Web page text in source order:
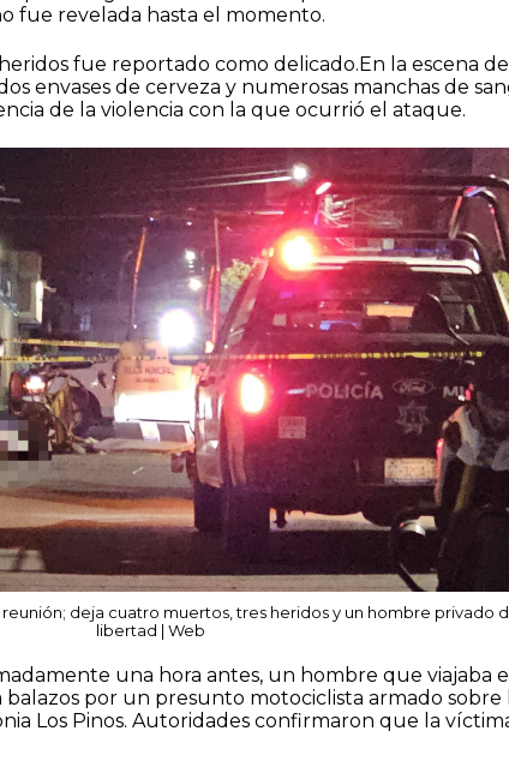
fue revelada hasta el momento.
fue reportado como delicado.En la escena
envases de cerveza y numerosas manchas de
de la violencia con la que ocurrió el ataque.
deja cuatro muertos, tres heridos y un hombre privado
libertad | Web
una hora antes, un hombre que viajaba
balazos por un presunto motociclista armado sobre
Los Pinos. Autoridades confirmaron que la